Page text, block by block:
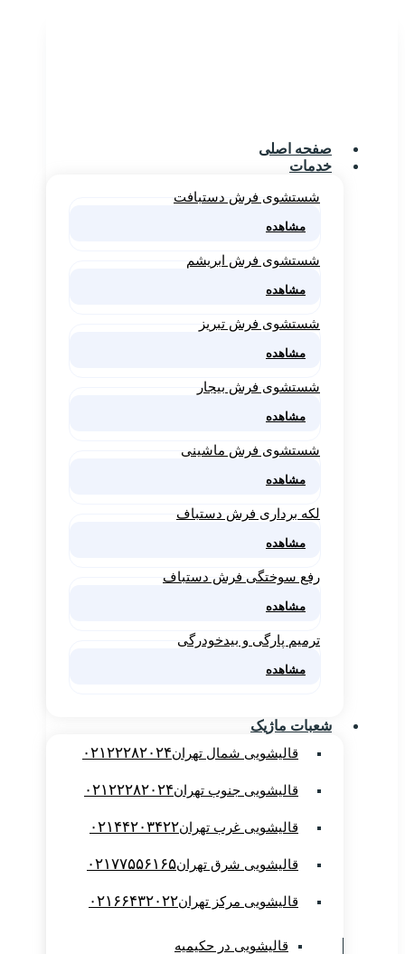
صفحه اصلی
خدمات
شستشوی فرش دستبافت
مشاهده
شستشوی فرش ابریشم
مشاهده
شستشوی فرش تبریز
مشاهده
شستشوی فرش بیجار
مشاهده
شستشوی فرش ماشینی
مشاهده
لکه برداری فرش دستباف
مشاهده
رفع سوختگی فرش دستباف
مشاهده
ترمیم پارگی و بیدخودرگی
مشاهده
شعبات ماژیک
قالیشویی شمال تهران۰۲۱۲۲۲۸۲۰۲۴
قالیشویی جنوب تهران۰۲۱۲۲۲۸۲۰۲۴
قالیشویی غرب تهران۰۲۱۴۴۲۰۳۴۲۲
قالیشویی شرق تهران۰۲۱۷۷۵۵۶۱۶۵
قالیشویی مرکز تهران۰۲۱۶۶۴۳۲۰۲۲
قالیشویی در حکیمیه